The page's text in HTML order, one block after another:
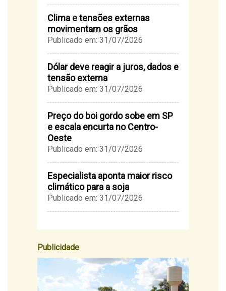
Clima e tensões externas
movimentam os grãos
Publicado em: 31/07/2026
Dólar deve reagir a juros, dados e
tensão externa
Publicado em: 31/07/2026
Preço do boi gordo sobe em SP
e escala encurta no Centro-
Oeste
Publicado em: 31/07/2026
Especialista aponta maior risco
climático para a soja
Publicado em: 31/07/2026
Publicidade